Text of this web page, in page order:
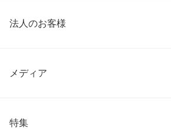
法人のお客様
メディア
特集